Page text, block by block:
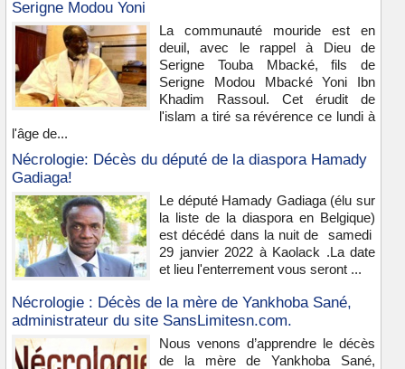
Serigne Modou Yoni
La communauté mouride est en
deuil, avec le rappel à Dieu de
Serigne Touba Mbacké, fils de
Serigne Modou Mbacké Yoni Ibn
Khadim Rassoul. Cet érudit de
l'islam a tiré sa révérence ce lundi à
l'âge de...
Nécrologie: Décès du député de la diaspora Hamady
Gadiaga!
Le député Hamady Gadiaga (élu sur
la liste de la diaspora en Belgique)
est décédé dans la nuit de samedi
29 janvier 2022 à Kaolack .La date
et lieu l'enterrement vous seront ...
Nécrologie : Décès de la mère de Yankhoba Sané,
administrateur du site SansLimitesn.com.
Nous venons d’apprendre le décès
de la mère de Yankhoba Sané,